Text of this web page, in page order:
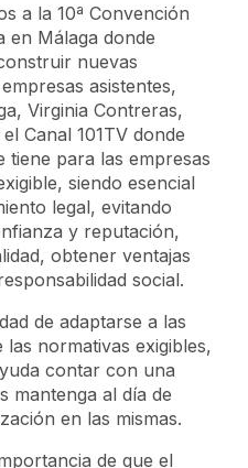
a la 10ª Convención
en Málaga donde
nuevas
asistentes,
Virginia Contreras,
Canal 101TV donde
tiene para las empresas
siendo esencial
legal, evitando
y reputación,
obtener ventajas
social.
de adaptarse a las
las normativas exigibles,
contar con una
mantenga al día de
en las mismas.
de que el